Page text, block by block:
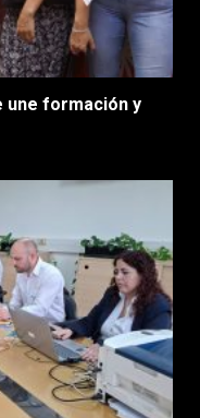
une formación y